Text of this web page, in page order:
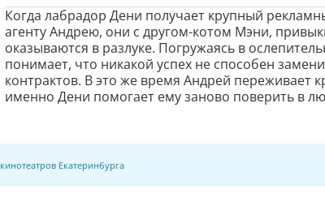
Когда лабрадор Дени получает крупный
агенту Андрею, они с другом-котом Мэни,
оказываются в разлуке. Погружаясь в
понимает, что никакой успех не способен
контрактов. В это же время Андрей переживает
именно Дени помогает ему заново поверить в
Екатеринбурга